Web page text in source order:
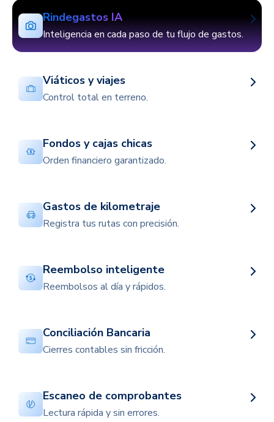
Rindegastos IA
Inteligencia en cada paso de tu flujo de gastos.
Viáticos y viajes
Control total en terreno.
Fondos y cajas chicas
Orden financiero garantizado.
Gastos de kilometraje
Registra tus rutas con precisión.
Reembolso inteligente
Reembolsos al día y rápidos.
Conciliación Bancaria
Cierres contables sin fricción.
Escaneo de comprobantes
Lectura rápida y sin errores.